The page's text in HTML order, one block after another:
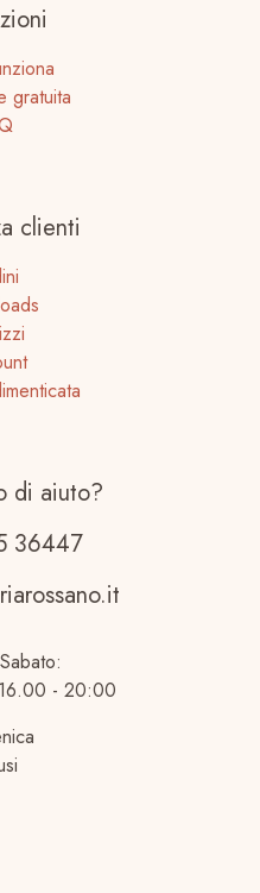
gratuita
clienti
di aiuto?
36447
- 20:00